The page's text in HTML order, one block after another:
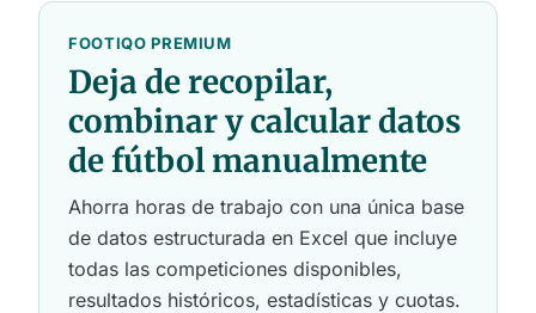
FOOTIQO PREMIUM
Deja de recopilar,
combinar y calcular datos
de fútbol manualmente
Ahorra horas de trabajo con una única base
de datos estructurada en Excel que incluye
todas las competiciones disponibles,
resultados históricos, estadísticas y cuotas.